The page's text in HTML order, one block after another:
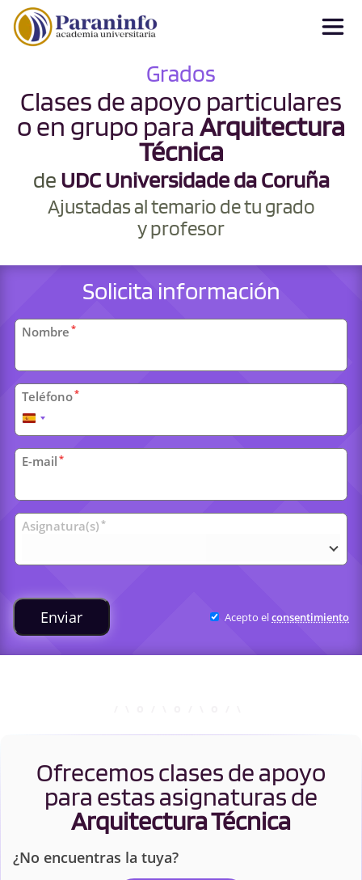
Grados
Clases de apoyo particulares
o en grupo para Arquitectura
Técnica
de UDC Universidade da Coruña
Ajustadas al temario de tu grado
y profesor
Solicita información
Datos
personales
Nombre *
Teléfono*
España
+34
E-mail *
Clases
universitarias
Asignatura(s) *
Enviar Acepto elconsentimiento
Ofrecemos clases de apoyo
para estas asignaturas de
Arquitectura Técnica
¿No encuentras la tuya?